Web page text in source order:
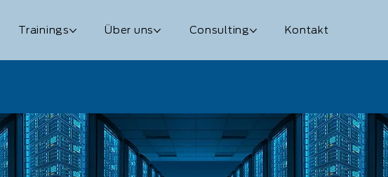
Trainings Über uns Consulting Kontakt